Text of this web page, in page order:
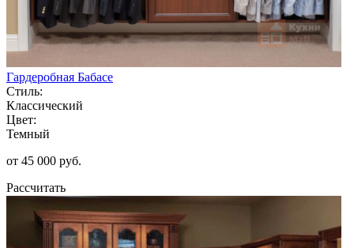
Гардеробная Бабасе
Стиль:
Классический
Цвет:
Темный
от 45 000 руб.
Рассчитать